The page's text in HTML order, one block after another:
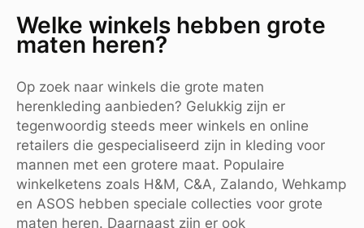
Welke winkels hebben grote
maten heren?
Op zoek naar winkels die grote maten
herenkleding aanbieden? Gelukkig zijn er
tegenwoordig steeds meer winkels en online
retailers die gespecialiseerd zijn in kleding voor
mannen met een grotere maat. Populaire
winkelketens zoals H&M, C&A, Zalando, Wehkamp
en ASOS hebben speciale collecties voor grote
maten heren. Daarnaast zijn er ook